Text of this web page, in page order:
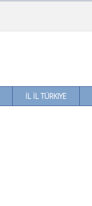
İL İL TÜRKIYE